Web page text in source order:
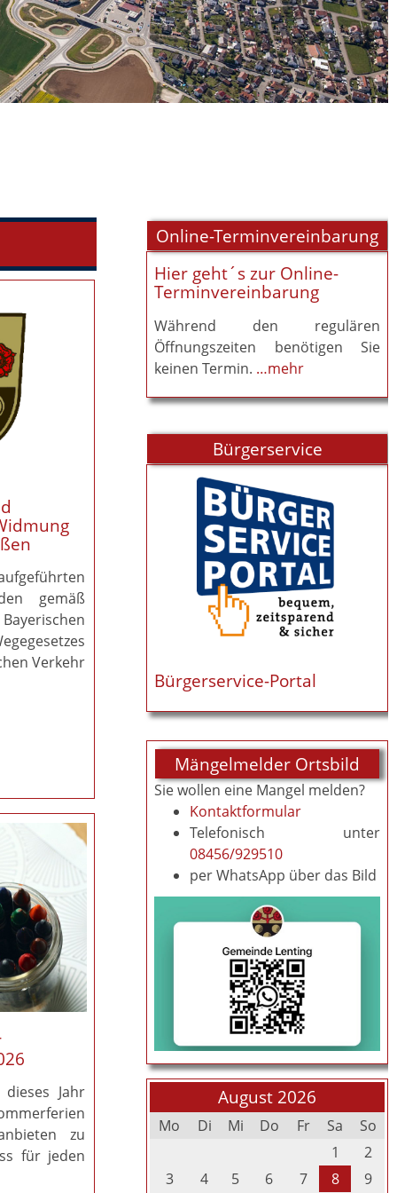
gemäß
Verkehr
Jahr
zu
für jeden
Online-Terminvereinbarung
Hier geht´s zur Online-
Terminvereinbarung
Während den regulären
Öffnungszeiten benötigen Sie
keinen Termin. …mehr
Bürgerservice
Bürgerservice-Portal
Mängelmelder Ortsbild
Sie wollen eine Mangel melden?
Kontaktformular
Telefonisch unter
08456/929510
per WhatsApp über das Bild
August 2026
Mo Di Mi Do Fr Sa
So
1
2
3
4 5 6 7 8 9